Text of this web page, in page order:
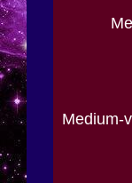
Medium-